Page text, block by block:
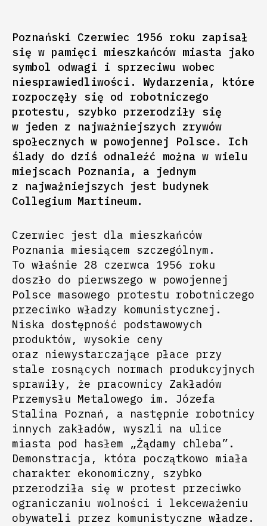
Poznański Czerwiec 1956 roku zapisał
się w pamięci mieszkańców miasta jako
symbol odwagi i sprzeciwu wobec
niesprawiedliwości. Wydarzenia, które
rozpoczęły się od robotniczego
protestu, szybko przerodziły się
w jeden z najważniejszych zrywów
społecznych w powojennej Polsce. Ich
ślady do dziś odnaleźć można w wielu
miejscach Poznania, a jednym
z najważniejszych jest budynek
Collegium Martineum.
Czerwiec jest dla mieszkańców
Poznania miesiącem szczególnym.
To właśnie 28 czerwca 1956 roku
doszło do pierwszego w powojennej
Polsce masowego protestu robotniczego
przeciwko władzy komunistycznej.
Niska dostępność podstawowych
produktów, wysokie ceny
oraz niewystarczające płace przy
stale rosnących normach produkcyjnych
sprawiły, że pracownicy Zakładów
Przemysłu Metalowego im. Józefa
Stalina Poznań, a następnie robotnicy
innych zakładów, wyszli na ulice
miasta pod hasłem „Żądamy chleba”.
Demonstracja, która początkowo miała
charakter ekonomiczny, szybko
przerodziła się w protest przeciwko
ograniczaniu wolności i lekceważeniu
obywateli przez komunistyczne władze.